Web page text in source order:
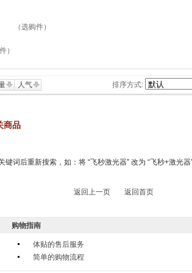
（选购件）
人气 排序方式:
商品
词后重新搜索，如：将 “飞秒激光器” 改为 “飞秒+激光器
返回上一页 返回首页
购物指南
体贴的售后服务
简单的购物流程